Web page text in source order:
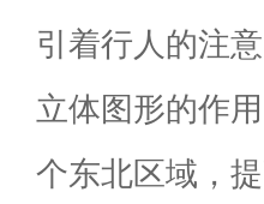
引着行人的注
立体图形的作
个东北区域，